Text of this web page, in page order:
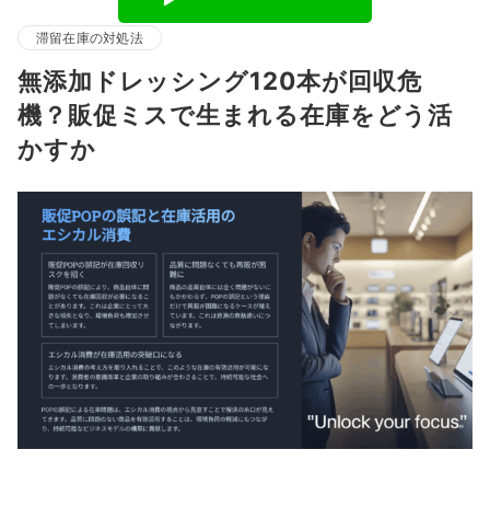
滞留在庫の対処法
無添加ドレッシング120本が回収危
機？販促ミスで生まれる在庫をどう活
かすか